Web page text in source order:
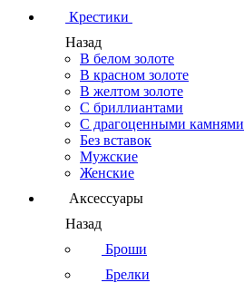
Крестики
Назад
В белом золоте
В красном золоте
В желтом золоте
С бриллиантами
С драгоценными камнями
Без вставок
Мужские
Женские
Аксессуары
Назад
Броши
Брелки